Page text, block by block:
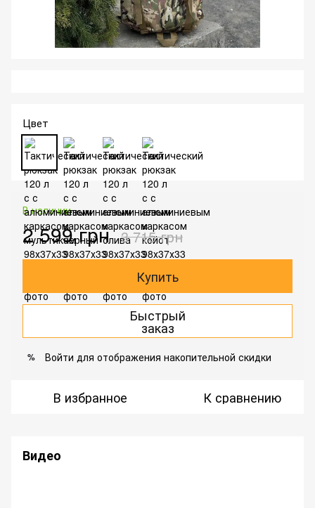
Цвет
В наличии
2 599 грн 3 715 грн
Купить
Быстрый
заказ
% Войти для отображения накопительной скидки
В избранное К сравнению
Видео